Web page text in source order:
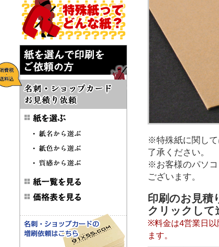
※特殊紙に関して
了承ください。
※お客様のパソコ
ございます。
印刷のお見積
クリックして
※料金は4営業日
ます。